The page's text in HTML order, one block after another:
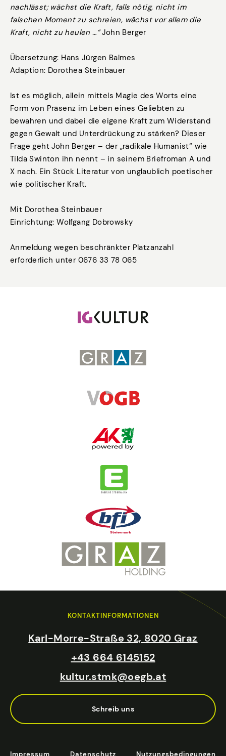
nachlässt; wächst die Kraft, falls nötig, nicht im
falschen Moment zu schreien, wächst vor allem die
Kraft, nicht zu heulen …“John Berger
Übersetzung: Hans Jürgen Balmes
Adaption: Dorothea Steinbauer
Ist es möglich, allein mittels Magie des Worts eine
Form von Präsenz im Leben eines Geliebten zu
bewahren und dabei die eigene Kraft zum Widerstand
gegen Gewalt und Unterdrückung zu stärken? Dieser
Frage geht John Berger – der „radikale Humanist“ wie
Tilda Swinton ihn nennt – in seinem Briefroman A und
X nach. Ein Stück Literatur von unglaublich poetischer
wie politischer Kraft.
Mit Dorothea Steinbauer
Einrichtung: Wolfgang Dobrowsky
Anmeldung wegen beschränkter Platzanzahl
erforderlich unter 0676 33 78 065
KONTAKTINFORMATIONEN
Karl-Morre-Straße 32, 8020 Graz
+43 664 6145152
kultur.stmk@oegb.at
Schreib uns
Impressum Datenschutz Nutzungsbedingungen